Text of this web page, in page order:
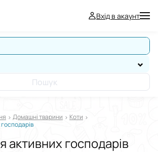
Вхід в акаунт
Пошук
Домашні тварини
Коти
активних господарів